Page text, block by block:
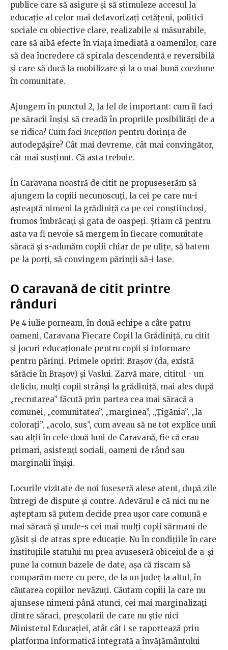
publice care să asigure și să stimuleze accesul la
educație al celor mai defavorizați cetățeni, politici
sociale cu obiective clare, realizabile și măsurabile,
care să aibă efecte în viața imediată a oamenilor, care
să dea încredere că spirala descendentă e reversibilă
și care să ducă la mobilizare și la o mai bună coeziune
în comunitate.
Ajungem în punctul 2, la fel de important: cum îi faci
pe săracii înșiși să creadă în propriile posibilități de a
se ridica? Cum faci inception pentru dorința de
autodepășire? Cât mai devreme, cât mai convingător,
cât mai susținut. Că asta trebuie.
În Caravana noastră de citit ne propuseserăm să
ajungem la copiii necunoscuți, la cei pe care nu-i
așteaptă nimeni la grădiniță ca pe cei conștiincioși,
frumos îmbrăcați și gata de oaspeți. Știam că pentru
asta va fi nevoie să mergem în fiecare comunitate
săracă și s-adunăm copiii chiar de pe ulițe, să batem
pe la porți, să convingem părinții să-i lase.
O caravană de citit printre
rânduri
Pe 4 iulie porneam, în două echipe a câte patru
oameni, Caravana Fiecare Copil la Grădiniță, cu citit
și jocuri educaționale pentru copii și informare
pentru părinți. Primele opriri: Brașov (da, există
sărăcie în Brașov) și Vaslui. Zarvă mare, cititul - un
deliciu, mulți copii strânși la grădiniță, mai ales după
„recrutarea” făcută prin partea cea mai săracă a
comunei, „comunitatea”, „marginea”, „Țigănia”, „la
colorați”, „acolo, sus”, cum aveau să ne tot explice unii
sau alții în cele două luni de Caravană, fie că erau
primari, asistenți sociali, oameni de rând sau
marginalii înșiși.
Locurile vizitate de noi fuseseră alese atent, după zile
întregi de dispute și contre. Adevărul e că nici nu ne
așteptam să putem decide prea ușor care comună e
mai săracă și unde-s cei mai mulți copii sărmani de
găsit și de atras spre educație. Nu în condițiile în care
instituțiile statului nu prea avuseseră obiceiul de a-și
pune la comun bazele de date, așa că riscam să
comparăm mere cu pere, de la un județ la altul, în
căutarea copiilor nevăzuți. Căutam copiii la care nu
ajunsese nimeni până atunci, cei mai marginalizați
dintre săraci, preșcolarii de care nu știe nici
Ministerul Educației, atât cât i se raportează prin
platforma informatică integrată a învățământului